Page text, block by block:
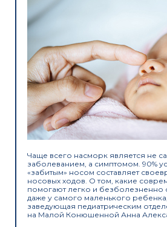
Чаще всего насморк является не
заболеванием, а симптомом. 90%
«забитым» носом составляет
носовых ходов. О том, какие
помогают легко и безболезненно
даже у самого маленького
заведующая педиатрическим
на Малой Конюшенной Анна